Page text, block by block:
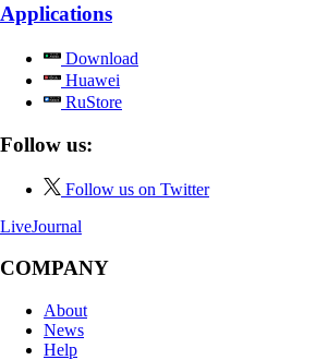
Applications
Download
Huawei
RuStore
Follow us:
Follow us on Twitter
LiveJournal
COMPANY
About
News
Help